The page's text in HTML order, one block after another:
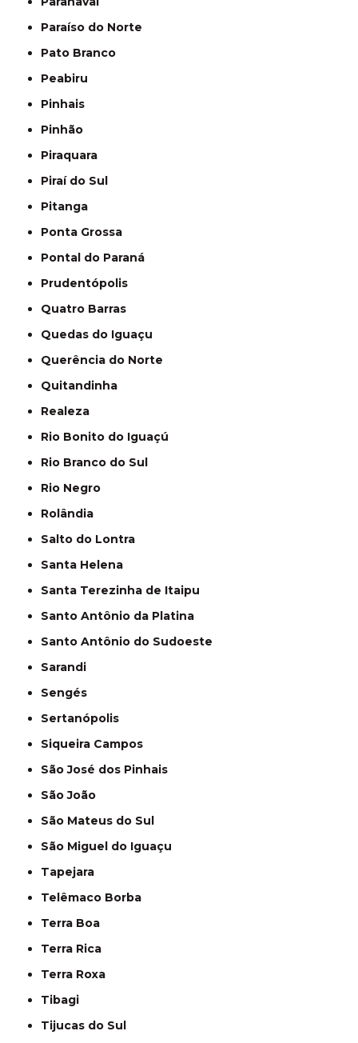
Paraíso do Norte
Pato Branco
Peabiru
Pinhais
Pinhão
Piraquara
Piraí do Sul
Pitanga
Ponta Grossa
Pontal do Paraná
Prudentópolis
Quatro Barras
Quedas do Iguaçu
Querência do Norte
Quitandinha
Realeza
Rio Bonito do Iguaçú
Rio Branco do Sul
Rio Negro
Rolândia
Salto do Lontra
Santa Helena
Santa Terezinha de Itaipu
Santo Antônio da Platina
Santo Antônio do Sudoeste
Sarandi
Sengés
Sertanópolis
Siqueira Campos
São José dos Pinhais
São João
São Mateus do Sul
São Miguel do Iguaçu
Tapejara
Telêmaco Borba
Terra Boa
Terra Rica
Terra Roxa
Tibagi
Tijucas do Sul